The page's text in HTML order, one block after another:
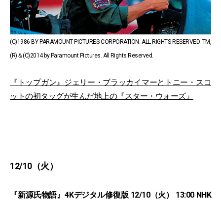
(C)1986 BY PARAMOUNT PICTURES CORPORATION. ALL RIGHTS RESERVED. TM,
(R)＆(C)2014 by Paramount Pictures. All Rights Reserved.
『トップガン』ジェリー・ブラッカイマーとトニー・スコ
ットの初タッグが生んだ地上の『スター・ウォーズ』
12/10（火）
『新源氏物語』4Kデジタル修復版 12/10（火） 13:00 NHK